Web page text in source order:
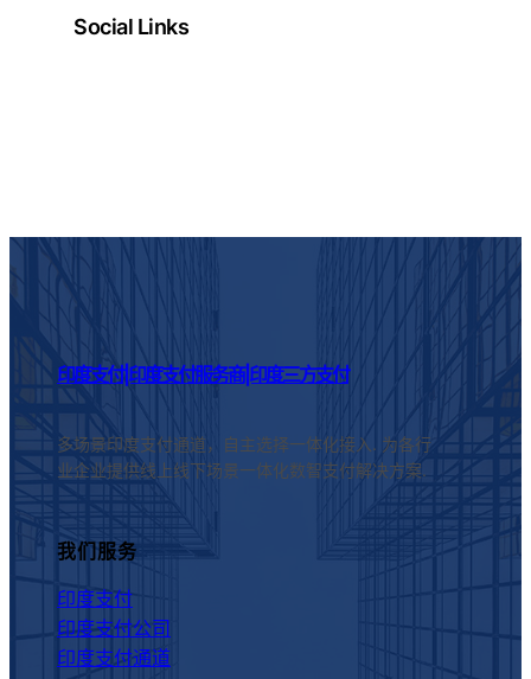
Social Links
印度支付|印度支付服务商|印度三方支付
多场景印度支付通道，自主选择一体化接入. 为各行
业企业提供线上线下场景一体化数智支付解决方案.
我们服务
印度支付
印度支付公司
印度支付通道